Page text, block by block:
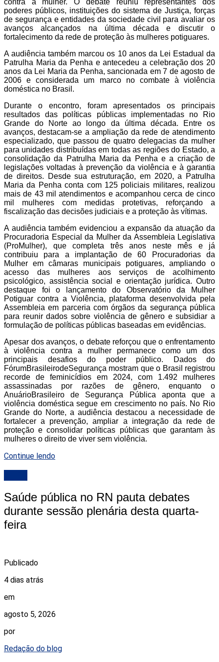
contra a mulher. O debate reuniu representantes dos
poderes públicos, instituições do sistema de Justiça, forças
de segurança e entidades da sociedade civil para avaliar os
avanços alcançados na última década e discutir o
fortalecimento da rede de proteção às mulheres potiguares.
A audiência também marcou os 10 anos da Lei Estadual da
Patrulha Maria da Penha e antecedeu a celebração dos 20
anos da Lei Maria da Penha, sancionada em 7 de agosto de
2006 e considerada um marco no combate à violência
doméstica no Brasil.
Durante o encontro, foram apresentados os principais
resultados das políticas públicas implementadas no Rio
Grande do Norte ao longo da última década. Entre os
avanços, destacam-se a ampliação da rede de atendimento
especializado, que passou de quatro delegacias da mulher
para unidades distribuídas em todas as regiões do Estado, a
consolidação da Patrulha Maria da Penha e a criação de
legislações voltadas à prevenção da violência e à garantia
de direitos. Desde sua estruturação, em 2020, a Patrulha
Maria da Penha conta com 125 policiais militares, realizou
mais de 43 mil atendimentos e acompanhou cerca de cinco
mil mulheres com medidas protetivas, reforçando a
fiscalização das decisões judiciais e a proteção às vítimas.
A audiência também evidenciou a expansão da atuação da
Procuradoria Especial da Mulher da Assembleia Legislativa
(ProMulher), que completa três anos neste mês e já
contribuiu para a implantação de 60 Procuradorias da
Mulher em câmaras municipais potiguares, ampliando o
acesso das mulheres aos serviços de acolhimento
psicológico, assistência social e orientação jurídica. Outro
destaque foi o lançamento do Observatório da Mulher
Potiguar contra a Violência, plataforma desenvolvida pela
Assembleia em parceria com órgãos da segurança pública
para reunir dados sobre violência de gênero e subsidiar a
formulação de políticas públicas baseadas em evidências.
Apesar dos avanços, o debate reforçou que o enfrentamento
à violência contra a mulher permanece como um dos
principais desafios do poder público. Dados do
FórumBrasileirodeSegurança mostram que o Brasil registrou
recorde de feminicídios em 2024, com 1.492 mulheres
assassinadas por razões de gênero, enquanto o
AnuárioBrasileiro de Segurança Pública aponta que a
violência doméstica segue em crescimento no país. No Rio
Grande do Norte, a audiência destacou a necessidade de
fortalecer a prevenção, ampliar a integração da rede de
proteção e consolidar políticas públicas que garantam às
mulheres o direito de viver sem violência.
Continue lendo
Saúde pública no RN pauta debates
durante sessão plenária desta quarta-
feira
Publicado
4 dias atrás
em
agosto 5, 2026
por
Redação do blog